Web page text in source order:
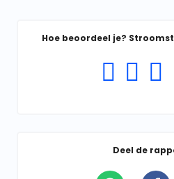
Hoe beoordeel je?
Deel de